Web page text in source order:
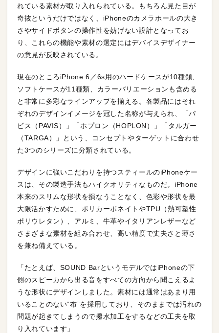
れている素材が取り入れられている。もちろん見た目が
奇抜というだけではなく、iPhoneのカメラホールの大き
さやサイドボタンの操作性を妨げない設計となってお
り、これらの機能や素材の選定にはデバイスデザイナー
の意見が反映されている。
現在のところiPhone 6／6s用のハードケースが10種類、
ソフトケースが11種類、カラーバリエーションも含める
と非常に多彩なラインアップを揃える。各製品にはそれ
ぞれのデザインイメージを冠した名称が与えられ、「パ
ビス（PAVIS）」「ホプロン（HOPLON）」「タルガー
（TARGA）」という、コンセプトやターゲットに合わせ
た3つのシリーズに分類されている。
デザインに強いこだわりを持つスティールのiPhoneケー
スは、その製造手法もハイクオリティなものだ。iPhone
本来のスリムな形状を損なうことなく、色彩や形状を最
大限活かすために、ポリカーボネイトやTPU（熱可塑性
ポリウレタン）、アルミ、牛革やイタリアンレザーなど
さまざまな素材を組み合わせ、高い精度で丈夫さと薄さ
を兼ね備えている。
「たとえば、SOUND BarというモデルではiPhoneの下
側のスピーカから出る音をすべての方向から聞こえるよ
うな形状にデザインしました。素材には通常はあまり用
いることのない“布”を採用しており、そのままでは汚れの
問題が起きてしまうので撥水加工をするなどの工夫を取
り入れています」